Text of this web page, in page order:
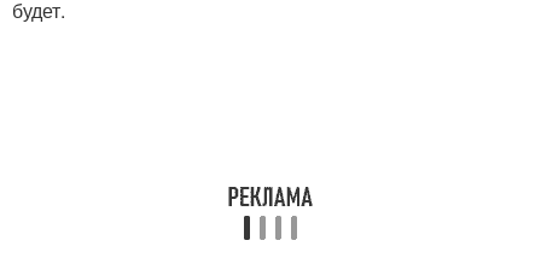
будет.